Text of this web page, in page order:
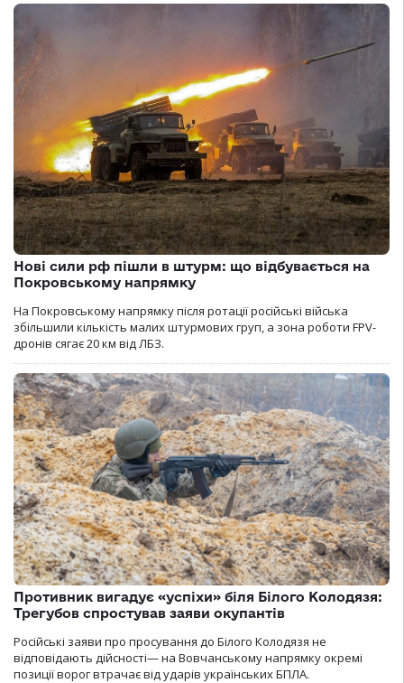
Нові сили рф пішли в штурм: що відбувається на
Покровському напрямку
На Покровському напрямку після ротації російські війська
збільшили кількість малих штурмових груп, а зона роботи FPV-
дронів сягає 20 км від ЛБЗ.
Противник вигадує «успіхи» біля Білого Колодязя:
Трегубов спростував заяви окупантів
Російські заяви про просування до Білого Колодязя не
відповідають дійсності— на Вовчанському напрямку окремі
позиції ворог втрачає від ударів українських БПЛА.